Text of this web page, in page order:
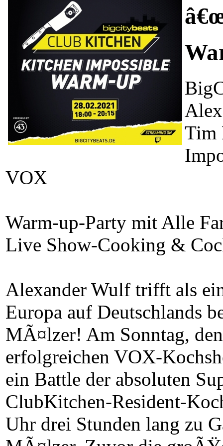
Tim
VOX
Warm-up-Party mit Alle
Live Show-Cooking &
Alexander Wulf trifft als
Europa auf Deutschlands
MÃ¤lzer! Am Sonntag,
erfolgreichen VOX-
ein Battle der absoluten
ClubKitchen-Resident-
Uhr drei Stunden lang zu